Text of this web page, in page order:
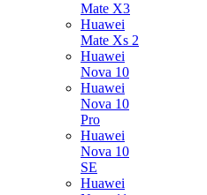
Mate X3
Huawei
Mate Xs 2
Huawei
Nova 10
Huawei
Nova 10
Pro
Huawei
Nova 10
SE
Huawei